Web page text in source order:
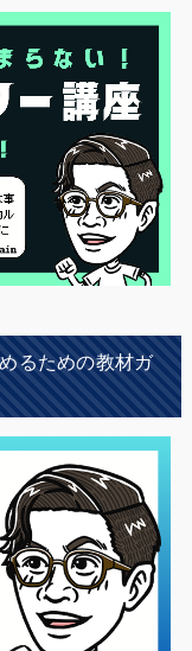
るための教材ガ